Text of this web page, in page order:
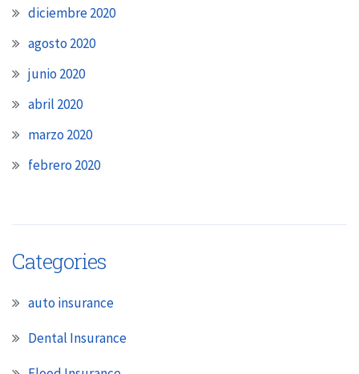
diciembre 2020
agosto 2020
junio 2020
abril 2020
marzo 2020
febrero 2020
Categories
auto insurance
Dental Insurance